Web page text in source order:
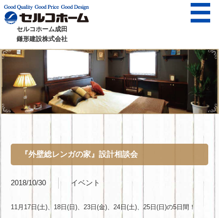
セルコホーム成田
鎌形建設株式会社
『外壁総レンガの家』設計相談会
2018/10/30 イベント
11月17日(土)、18日(日)、23日(金)、24日(土)、25日(日)の5日間！